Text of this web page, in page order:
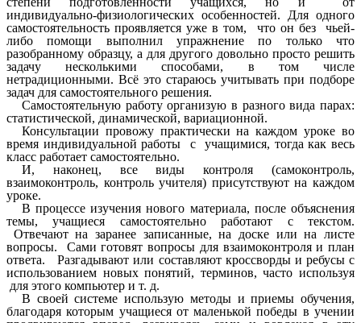
индивидуально-физиологических особенностей. Для одного
самостоятельность проявляется уже в том, что он без чьей-
либо помощи выполнил упражнение по только что
разобранному образцу, а для другого довольно просто решить
задачу несколькими способами, в том числе
нетрадиционными. Всё это стараюсь учитывать при подборе
задач для самостоятельного решения.
Самостоятельную работу организую в разного вида парах:
статистической, динамической, вариационной.
Консультации провожу практически на каждом уроке во
время индивидуальной работы с учащимися, тогда как весь
класс работает самостоятельно.
И, наконец, все виды контроля (самоконтроль,
взаимоконтроль, контроль учителя) присутствуют на каждом
уроке.
В процессе изучения нового материала, после объяснения
темы, учащиеся самостоятельно работают с текстом.
Отвечают на заранее записанные, на доске или на листе
вопросы. Сами готовят вопросы для взаимоконтроля и план
ответа. Разгадывают или составляют кроссворды и ребусы с
использованием новых понятий, терминов, часто используя
для этого компьютер и т. д.
В своей системе использую методы и приемы обучения,
благодаря которым учащиеся от маленькой победы в учении